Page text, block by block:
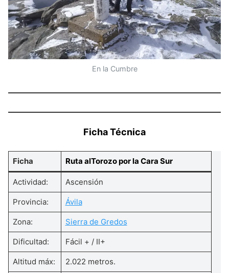
En la Cumbre
Ficha Técnica
Ficha Ruta alTorozo por la Cara Sur
Actividad: Ascensión
Provincia: Ávila
Zona: Sierra de Gredos
Dificultad: Fácil + / II+
Altitud máx: 2.022 metros.